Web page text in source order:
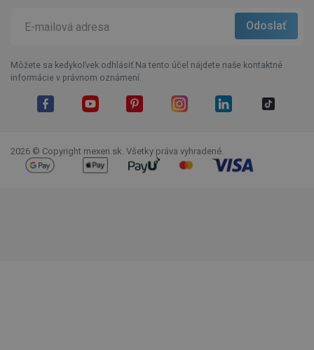
Môžete sa kedykoľvek odhlásiť.Na tento účel nájdete naše kontaktné
informácie v právnom oznámení.
2026 © Copyright mexen.sk. Všetky práva vyhradené.